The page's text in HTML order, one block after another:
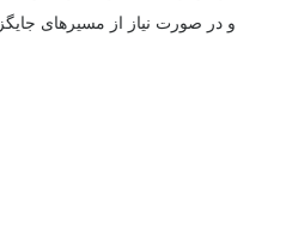
و در صورت نیاز از مسیرهای